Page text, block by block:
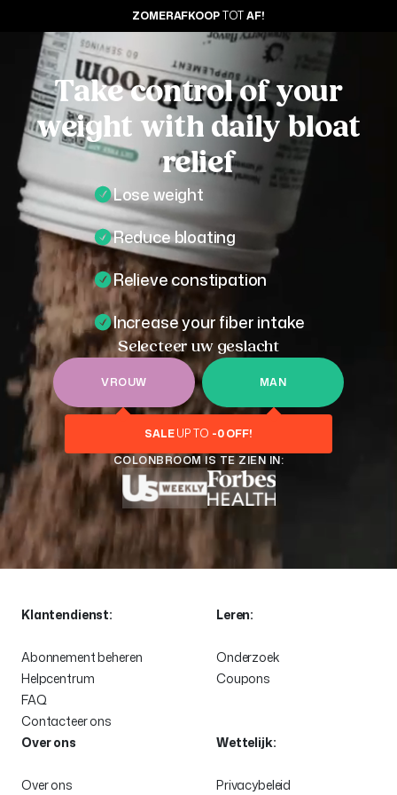
ZOMERAFKOOPTOTAF!
Take control of your
weight with daily bloat
relief
Lose weight
Reduce bloating
Relieve constipation
Increase your fiber intake
Selecteer uw geslacht
VROUW MAN
SALEUP TO -0OFF!
COLONBROOM IS TE ZIEN IN:
Klantendienst:
Abonnement beheren
Helpcentrum
FAQ
Contacteer ons
Leren:
Onderzoek
Coupons
Over ons
Over ons
Wettelijk:
Privacybeleid